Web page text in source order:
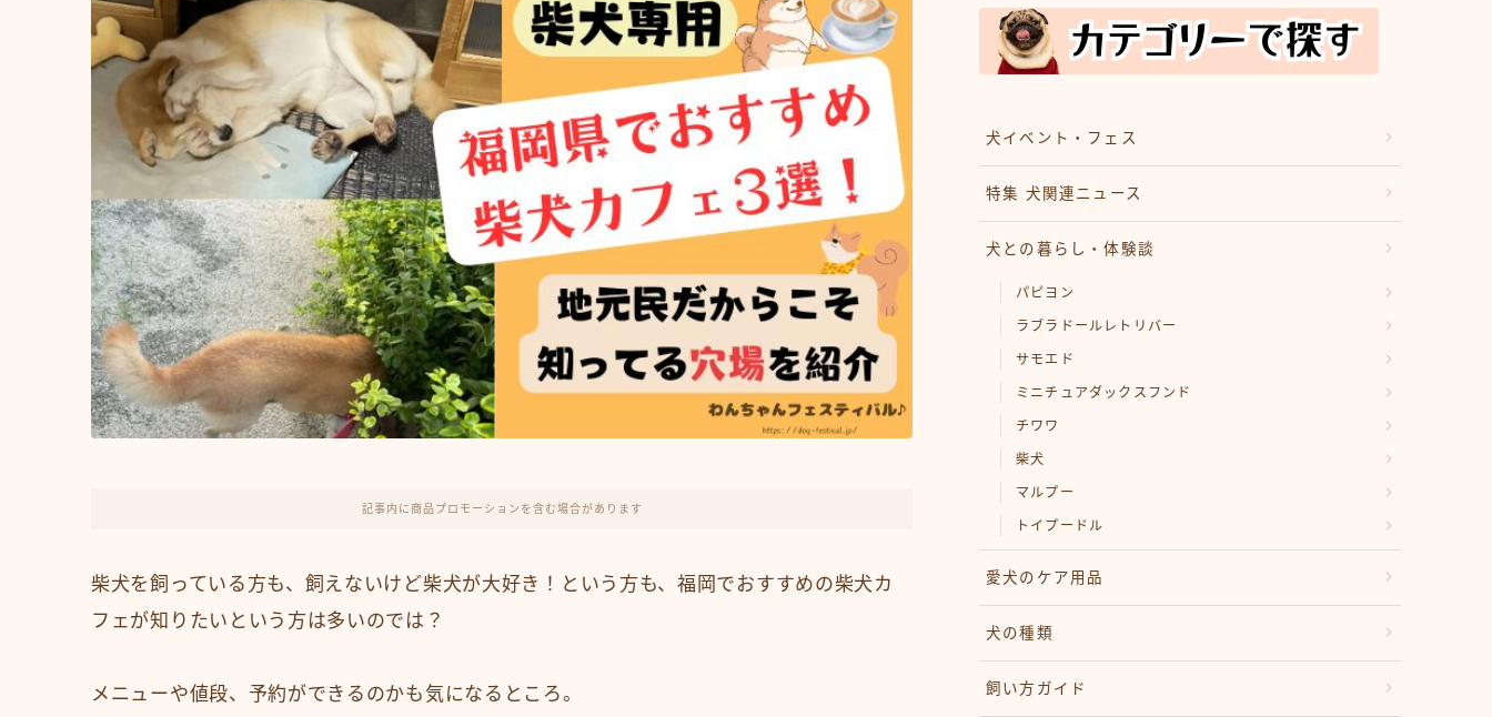
記事内に商品プロモーションを含む場合があります
柴犬を飼っている方も、飼えないけど柴犬が大好き！という方も、福岡でおすすめの柴犬カ
フェが知りたいという方は多いのでは？
メニューや値段、予約ができるのかも気になるところ。
犬イベント・フェス
特集 犬関連ニュース
犬との暮らし・体験談
パピヨン
ラブラドールレトリバー
サモエド
ミニチュアダックスフンド
チワワ
柴犬
マルプー
トイプードル
愛犬のケア用品
犬の種類
飼い方ガイド